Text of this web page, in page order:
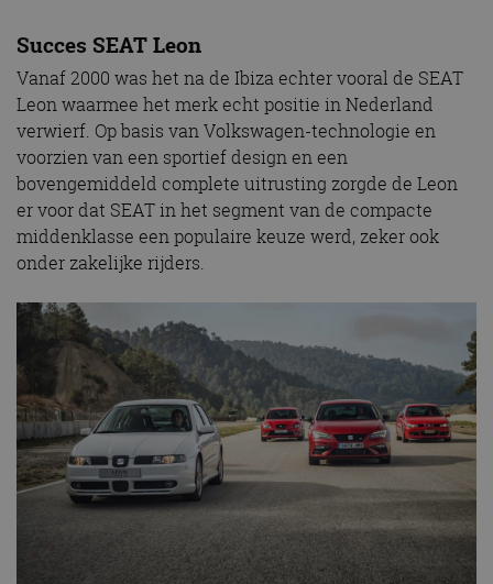
Succes SEAT Leon
Vanaf 2000 was het na de Ibiza echter vooral de SEAT
Leon waarmee het merk echt positie in Nederland
verwierf. Op basis van Volkswagen-technologie en
voorzien van een sportief design en een
bovengemiddeld complete uitrusting zorgde de Leon
er voor dat SEAT in het segment van de compacte
middenklasse een populaire keuze werd, zeker ook
onder zakelijke rijders.